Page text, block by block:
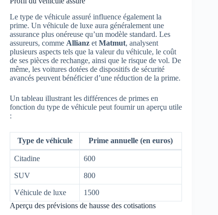
Le type de véhicule assuré influence également la
prime. Un véhicule de luxe aura généralement une
assurance plus onéreuse qu’un modèle standard. Les
assureurs, comme Allianz et Matmut, analysent
plusieurs aspects tels que la valeur du véhicule, le coût
de ses pièces de rechange, ainsi que le risque de vol. De
même, les voitures dotées de dispositifs de sécurité
avancés peuvent bénéficier d’une réduction de la prime.
Un tableau illustrant les différences de primes en
fonction du type de véhicule peut fournir un aperçu utile
:
Type de véhicule Prime annuelle (en euros)
Citadine 600
SUV 800
Véhicule de luxe
1500
Aperçu des prévisions de hausse des cotisations